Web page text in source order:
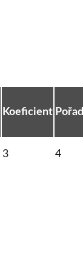
Koeficient
3 4